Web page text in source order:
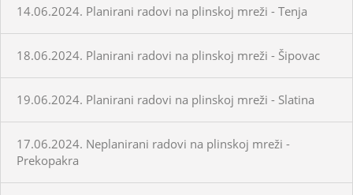
14.06.2024. Planirani radovi na plinskoj mreži - Tenja
18.06.2024. Planirani radovi na plinskoj mreži - Šipovac
19.06.2024. Planirani radovi na plinskoj mreži - Slatina
17.06.2024. Neplanirani radovi na plinskoj mreži -
Prekopakra